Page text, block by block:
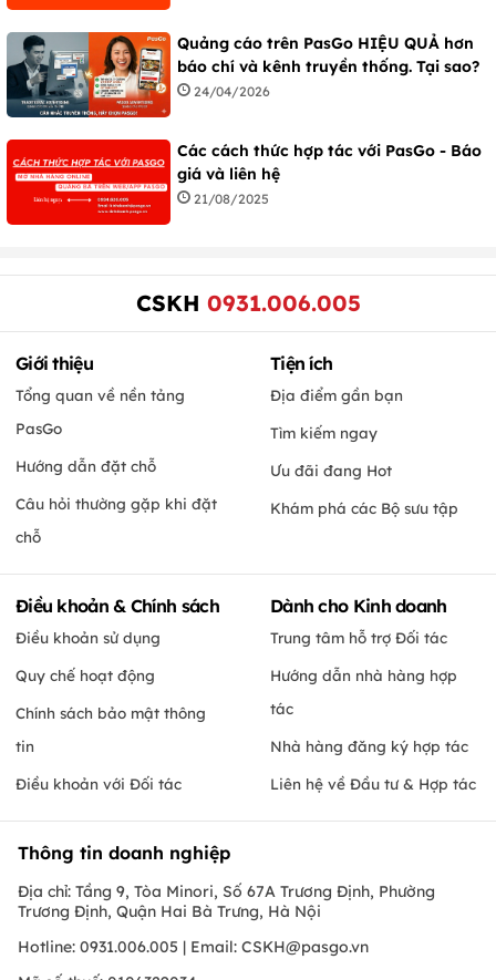
Quảng cáo trên PasGo HIỆU QUẢ hơn
báo chí và kênh truyền thống. Tại sao?
24/04/2026
Các cách thức hợp tác với PasGo - Báo
giá và liên hệ
21/08/2025
CSKH 0931.006.005
Giới thiệu
Tổng quan về nền tảng
PasGo
Hướng dẫn đặt chỗ
Câu hỏi thường gặp khi đặt
chỗ
Tiện ích
Địa điểm gần bạn
Tìm kiếm ngay
Ưu đãi đang Hot
Khám phá các Bộ sưu tập
Điều khoản & Chính sách
Điều khoản sử dụng
Quy chế hoạt động
Chính sách bảo mật thông
tin
Điều khoản với Đối tác
Dành cho Kinh doanh
Trung tâm hỗ trợ Đối tác
Hướng dẫn nhà hàng hợp
tác
Nhà hàng đăng ký hợp tác
Liên hệ về Đầu tư & Hợp tác
Thông tin doanh nghiệp
Địa chỉ: Tầng 9, Tòa Minori, Số 67A Trương Định, Phường
Trương Định, Quận Hai Bà Trưng, Hà Nội
Hotline: 0931.006.005 | Email: CSKH@pasgo.vn